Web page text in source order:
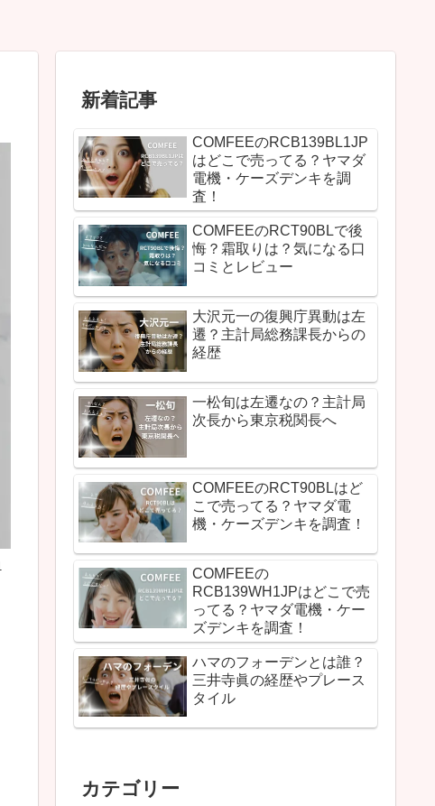
新着記事
COMFEEのRCB139BL1JP
はどこで売ってる？ヤマダ
電機・ケーズデンキを調
査！
COMFEEのRCT90BLで後
悔？霜取りは？気になる口
コミとレビュー
大沢元一の復興庁異動は左
遷？主計局総務課長からの
経歴
一松旬は左遷なの？主計局
次長から東京税関長へ
COMFEEのRCT90BLはど
こで売ってる？ヤマダ電
機・ケーズデンキを調査！
COMFEEの
RCB139WH1JPはどこで売
ってる？ヤマダ電機・ケー
ズデンキを調査！
ハマのフォーデンとは誰？
三井寺眞の経歴やプレース
タイル
カテゴリー